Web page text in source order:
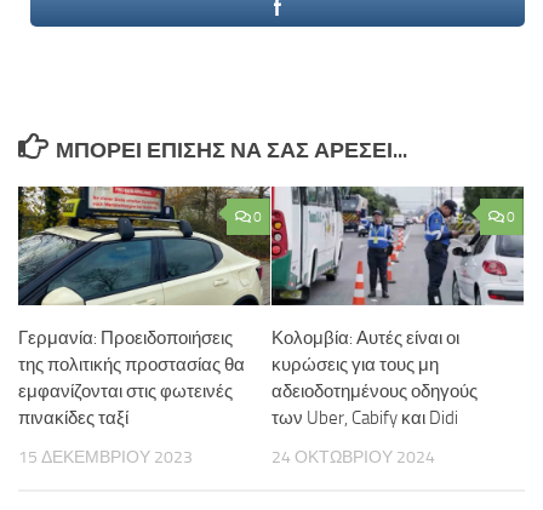
ΜΠΟΡΕΊ ΕΠΊΣΗΣ ΝΑ ΣΑΣ ΑΡΈΣΕΙ...
0
Γερμανία: Προειδοποιήσεις
της πολιτικής προστασίας θα
εμφανίζονται στις φωτεινές
πινακίδες ταξί
15 ΔΕΚΕΜΒΡΊΟΥ 2023
0
Κολομβία: Αυτές είναι οι
κυρώσεις για τους μη
αδειοδοτημένους οδηγούς
των Uber, Cabify και Didi
24 ΟΚΤΩΒΡΊΟΥ 2024